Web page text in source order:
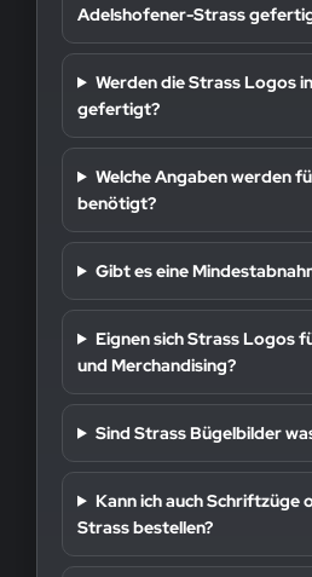
Adelshofener-Strass
Werden die Strass Logos
gefertigt?
Welche Angaben werden
benötigt?
Gibt es eine
Eignen sich Strass Logos
und Merchandising?
Sind Strass Bügelbilder
Kann ich auch Schriftzüge
Strass bestellen?